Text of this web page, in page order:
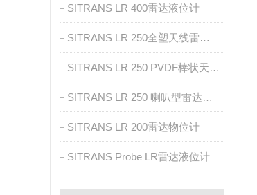
SITRANS LR 400雷达液位计
SITRANS LR 250全塑天线雷达物位计
SITRANS LR 250 PVDF棒状天线雷达物位计
SITRANS LR 250 喇叭型雷达物位计
SITRANS LR 200雷达物位计
SITRANS Probe LR雷达液位计